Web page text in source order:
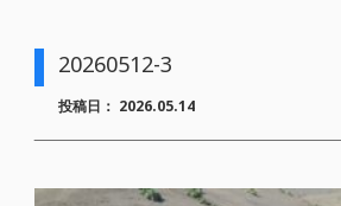
20260512-3
投稿日： 2026.05.14